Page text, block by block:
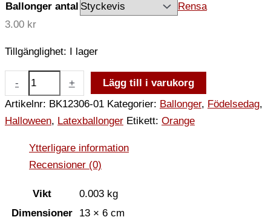
Ballonger antal
Rensa
3.00 kr
Tillgänglighet: I lager
- +
Lägg till i varukorg
Artikelnr: BK12306-01 Kategorier: Ballonger, Födelsedag,
Halloween, Latexballonger Etikett: Orange
Ytterligare information
Recensioner (0)
Vikt
0.003 kg
Dimensioner
13 × 6 cm